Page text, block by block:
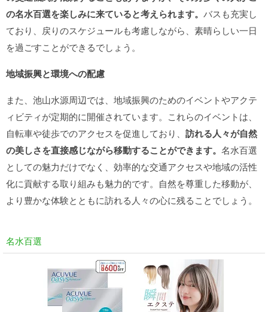
の名水百選を楽しみに来ていると考えられます。 バスも充実し
ており、戻りのスケジュールも考慮しながら、素晴らしい一日
を過ごすことができるでしょう。
地域振興と環境への配慮
また、池山水源周辺では、地域振興のためのイベントやアクテ
ィビティが定期的に開催されています。これらのイベントは、
自転車や徒歩でのアクセスを促進しており、 訪れる人々が自然
の美しさを直接感じながら移動することができます。 名水百選
としての魅力だけでなく、効率的な交通アクセスや地域の活性
化に貢献する取り組みも魅力的です。自然を尊重した移動が、
より豊かな体験とともに訪れる人々の心に残ることでしょう。
名水百選